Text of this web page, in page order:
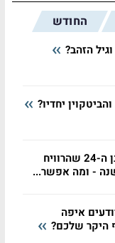
החודש
הזהב?
יחדיו?
מנהל קרן הגידור בן ה-24 שהרוויח
איפה
היקר שלכם?